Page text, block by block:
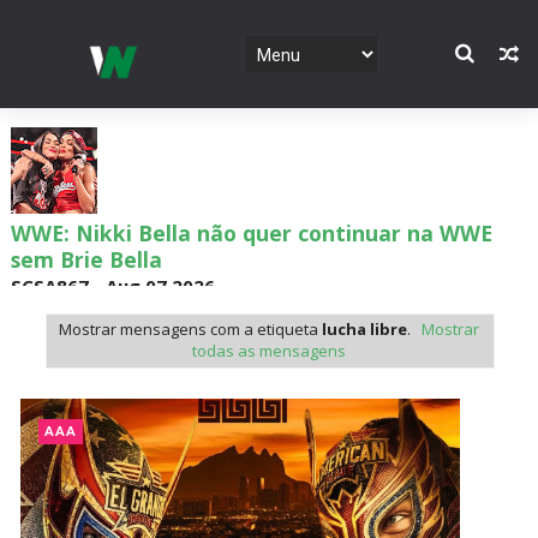
WWE: Nikki Bella não quer continuar na WWE
sem Brie Bella
SCSA867- Aug 07 2026
AEW: Samoa Joe faz tease de regresso no All In
SCSA867-Aug 07 2026
Mostrar mensagens com a etiqueta lucha libre.
Mostrar
todas as mensagens
AAA